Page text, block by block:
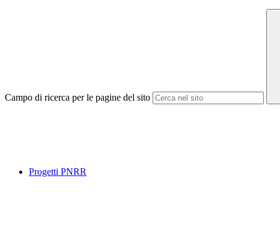
Campo di ricerca per le pagine del sito
Progetti PNRR